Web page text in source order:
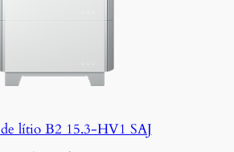
lítio B2 15.3-HV1 SAJ